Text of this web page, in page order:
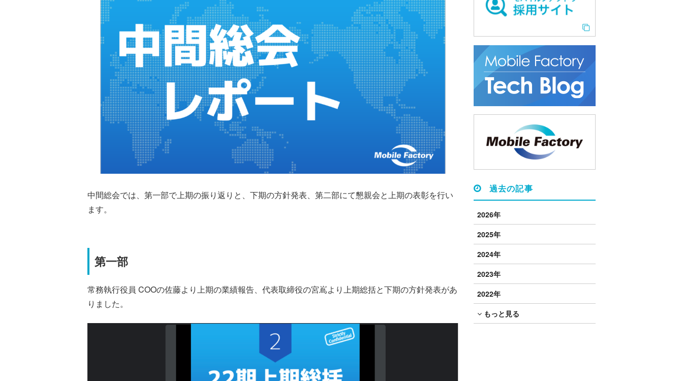
中間総会では、第一部で上期の振り返りと、下期の方針発表、第二部にて懇親会と上期の表彰を行い
ます。
第一部
常務執行役員 COOの佐藤より上期の業績報告、代表取締役の宮嶌より上期総括と下期の方針発表があ
りました。
過去の記事
2026年
2025年
2024年
2023年
2022年
もっと見る